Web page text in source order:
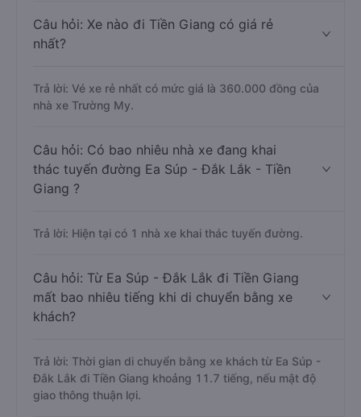
Câu hỏi: Xe nào đi Tiền Giang có giá rẻ
nhất?
Trả lời: Vé xe rẻ nhất có mức giá là 360.000 đồng của
nhà xe Trường My.
Câu hỏi: Có bao nhiêu nhà xe đang khai
thác tuyến đường Ea Súp - Đắk Lắk - Tiền
Giang ?
Trả lời: Hiện tại có 1 nhà xe khai thác tuyến đường.
Câu hỏi: Từ Ea Súp - Đắk Lắk đi Tiền Giang
mất bao nhiêu tiếng khi di chuyển bằng xe
khách?
Trả lời: Thời gian di chuyển bằng xe khách từ Ea Súp -
Đắk Lắk đi Tiền Giang khoảng 11.7 tiếng, nếu mật độ
giao thông thuận lợi.